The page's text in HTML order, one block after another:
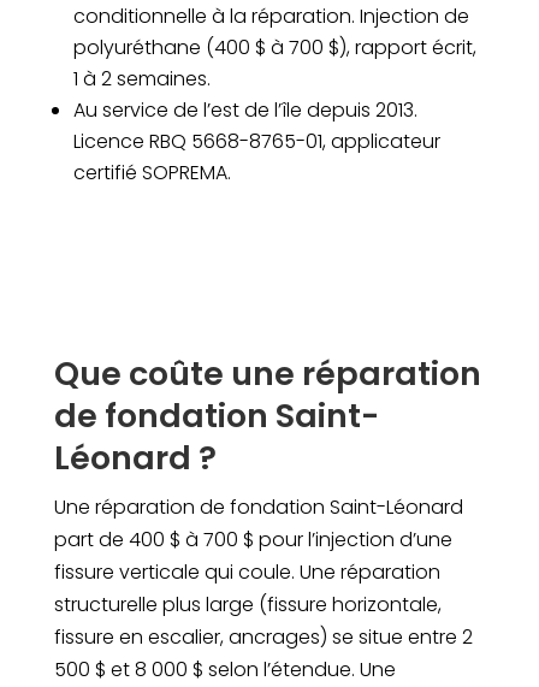
conditionnelle à la réparation. Injection de
polyuréthane (400 $ à 700 $), rapport écrit,
1 à 2 semaines.
Au service de l’est de l’île depuis 2013.
Licence RBQ 5668-8765-01, applicateur
certifié SOPREMA.
Que coûte une réparation
de fondation Saint-
Léonard ?
Une réparation de fondation Saint-Léonard
part de 400 $ à 700 $ pour l’injection d’une
fissure verticale qui coule. Une réparation
structurelle plus large (fissure horizontale,
fissure en escalier, ancrages) se situe entre 2
500 $ et 8 000 $ selon l’étendue. Une